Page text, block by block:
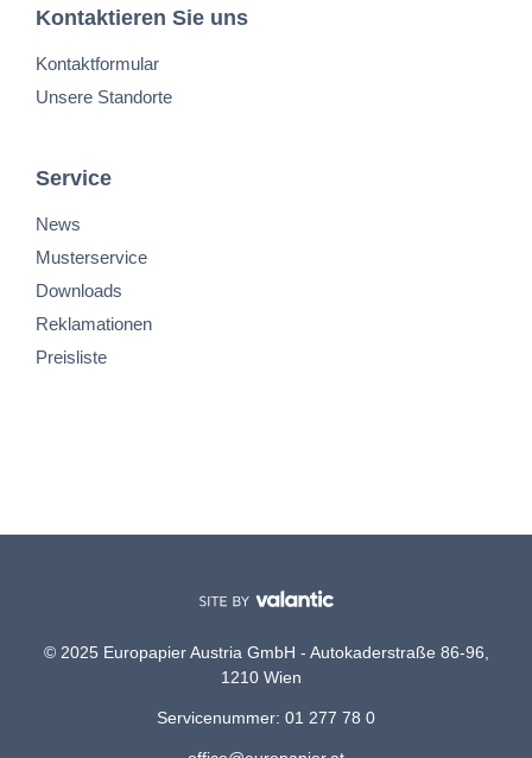
Kontaktieren Sie uns
Kontaktformular
Unsere Standorte
Service
News
Musterservice
Downloads
Reklamationen
Preisliste
© 2025 Europapier Austria GmbH - Autokaderstraße 86-96,
1210 Wien
Servicenummer: 01 277 78 0